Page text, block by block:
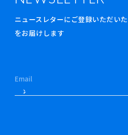
ニュースレターにご登録いただい
をお届けします